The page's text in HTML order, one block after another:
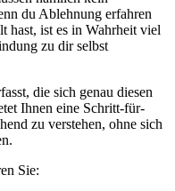
du Ablehnung erfahren
hast, ist es in Wahrheit viel
zu dir selbst
die sich genau diesen
Ihnen eine Schritt-für-
zu verstehen, ohne sich
Sie: